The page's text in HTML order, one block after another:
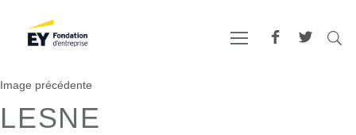
Image précédente
LESNE